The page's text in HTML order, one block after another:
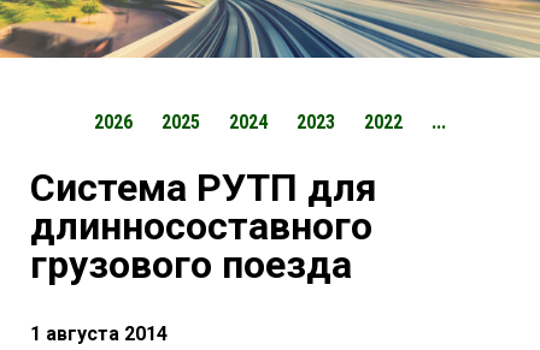
2026 2025 2024 2023 2022 ...
Система РУТП для
длинносоставного
грузового поезда
1 августа 2014